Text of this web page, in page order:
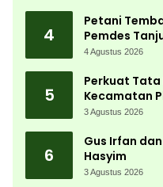
4
Petani
Pemdes
Bergerak
4 Agustus 2026
5
Perkuat Tata
Kecamatan
Aparatur
3 Agustus 2026
6
Gus Irfan
Hasyim
3 Agustus 2026